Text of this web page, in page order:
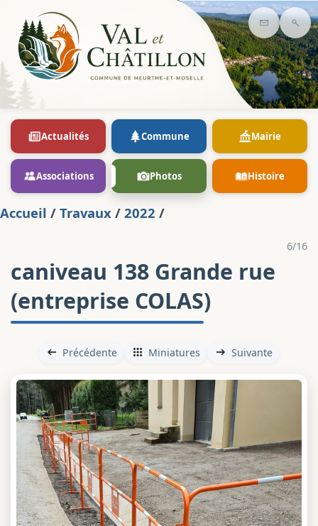
Contact
Actualités Commune Mairie
Associations Photos Histoire
Accueil / Travaux / 2022 /
6/16
caniveau 138 Grande rue
(entreprise COLAS)
Précédente Miniatures Suivante